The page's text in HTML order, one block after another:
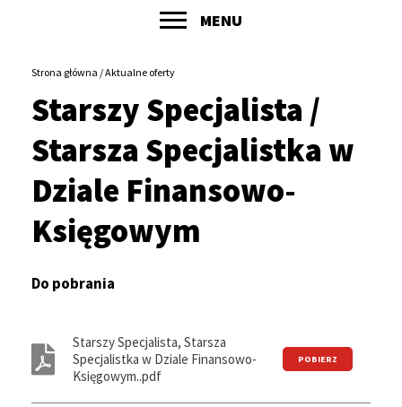
menu
serwisu
POKAŻ
MENU
Ścieżka
nawigacyjna
Strona główna Aktualne oferty
Starszy Specjalista /
Starsza Specjalistka w
Dziale Finansowo-
Księgowym
Do pobrania
Starszy Specjalista, Starsza
Specjalistka w Dziale Finansowo-
Księgowym..pdf